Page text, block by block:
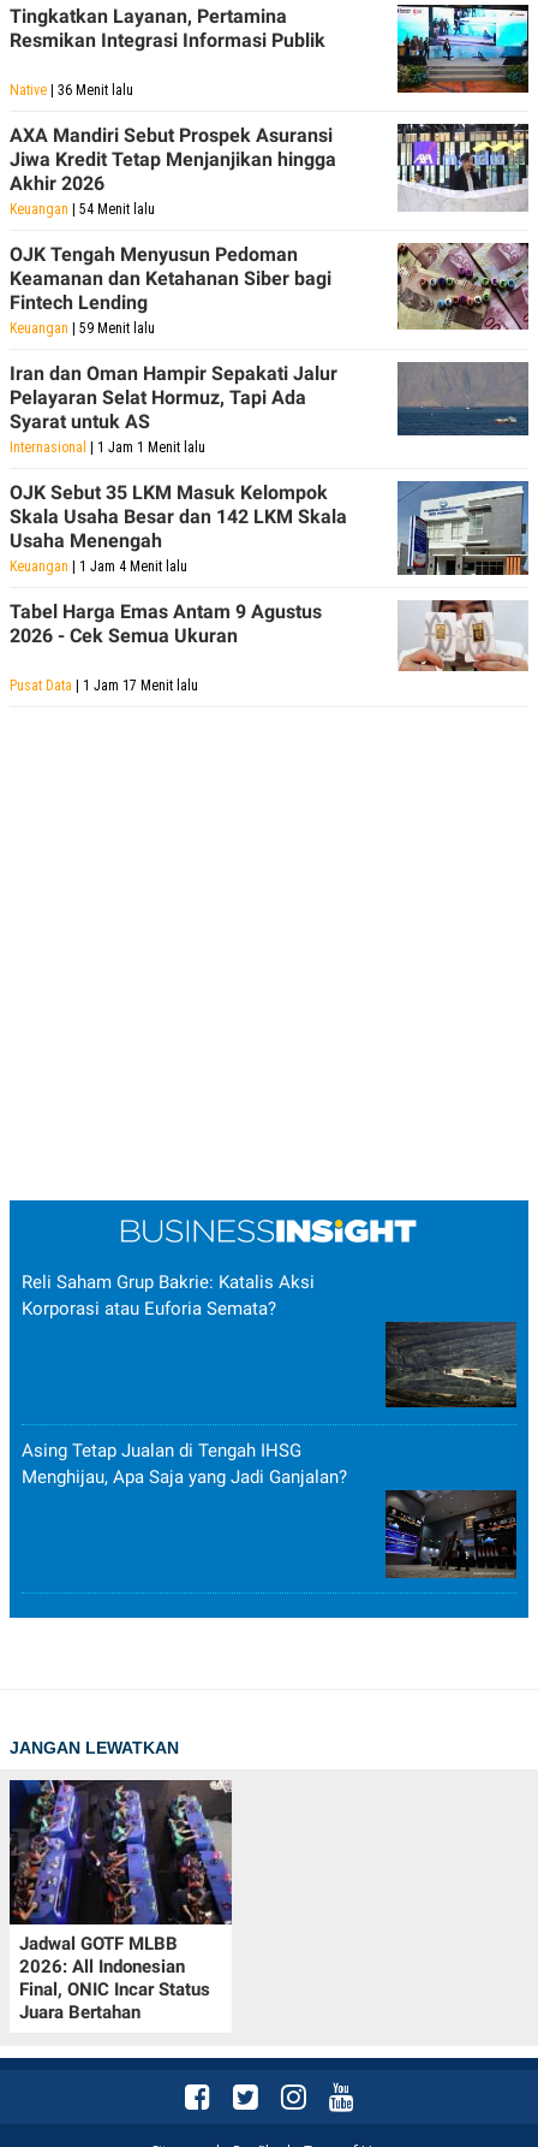
Tingkatkan Layanan, Pertamina
Resmikan Integrasi Informasi Publik
Native | 36 Menit lalu
AXA Mandiri Sebut Prospek Asuransi
Jiwa Kredit Tetap Menjanjikan hingga
Akhir 2026
Keuangan | 54 Menit lalu
OJK Tengah Menyusun Pedoman
Keamanan dan Ketahanan Siber bagi
Fintech Lending
Keuangan | 59 Menit lalu
Iran dan Oman Hampir Sepakati Jalur
Pelayaran Selat Hormuz, Tapi Ada
Syarat untuk AS
Internasional | 1 Jam 1 Menit lalu
OJK Sebut 35 LKM Masuk Kelompok
Skala Usaha Besar dan 142 LKM Skala
Usaha Menengah
Keuangan | 1 Jam 4 Menit lalu
Tabel Harga Emas Antam 9 Agustus
2026 - Cek Semua Ukuran
Pusat Data | 1 Jam 17 Menit lalu
Reli Saham Grup Bakrie: Katalis Aksi
Korporasi atau Euforia Semata?
Asing Tetap Jualan di Tengah IHSG
Menghijau, Apa Saja yang Jadi Ganjalan?
JANGAN LEWATKAN
Jadwal GOTF MLBB
2026: All Indonesian
Final, ONIC Incar Status
Juara Bertahan